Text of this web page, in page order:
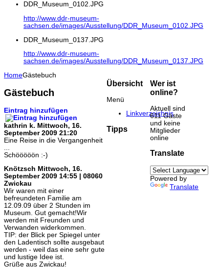
DDR_Museum_0102.JPG
http://www.ddr-museum-
sachsen.de/images/Ausstellung/DDR_Museum_0102.JPG
DDR_Museum_0137.JPG
http://www.ddr-museum-
sachsen.de/images/Ausstellung/DDR_Museum_0137.JPG
HomeGästebuch
Gästebuch
Eintrag hinzufügen
kathrin k. Mittwoch, 16.
September 2009 21:20
Eine Reise in die Vergangenheit
Schööööön :-)
Knötzsch Mittwoch, 16.
September 2009 14:55 | 08060
Zwickau
Wir waren mit einer
befreundeten Familie am
12.09.09 über 2 Stunden im
Museum. Gut gemacht!Wir
werden mit Freunden und
Verwanden widerkommen.
TIP: der Blick per Spiegel unter
den Ladentisch sollte ausgebaut
werden - weil das eine sehr gute
und lustige Idee ist.
Grüße aus Zwickau!
Übersicht
Menü
Linkverzeichnis
Tipps
Wer ist
online?
Aktuell sind
611 Gäste
und keine
Mitglieder
online
Translate
Powered by
Translate